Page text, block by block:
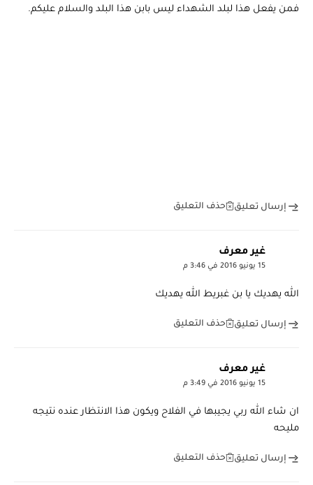
فمن يفعل هذا لبلد الشهداء ليس بابن هذا البلد والسلام عليكم.
إرسال تعليق حذف التعليق
غير معرف
15 يونيو 2016 في 3:46 م
الله يهديك يا بن غبريط الله يهديك
إرسال تعليق حذف التعليق
غير معرف
15 يونيو 2016 في 3:49 م
ان شاء الله ربي يجيبها في الفلاح ويكون هذا الانتظار عنده نتيجه
مليحه
إرسال تعليق حذف التعليق